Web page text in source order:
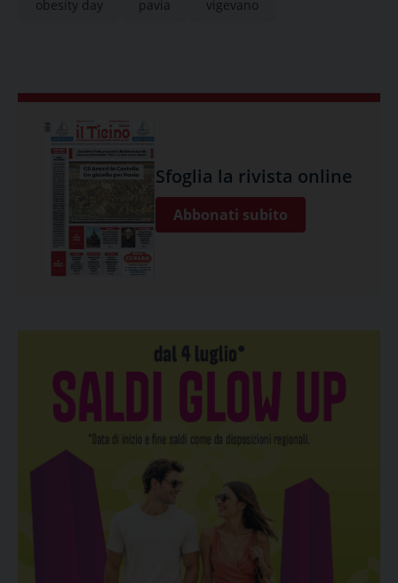
obesity day pavia vigevano
Sfoglia la rivista online
Abbonati subito